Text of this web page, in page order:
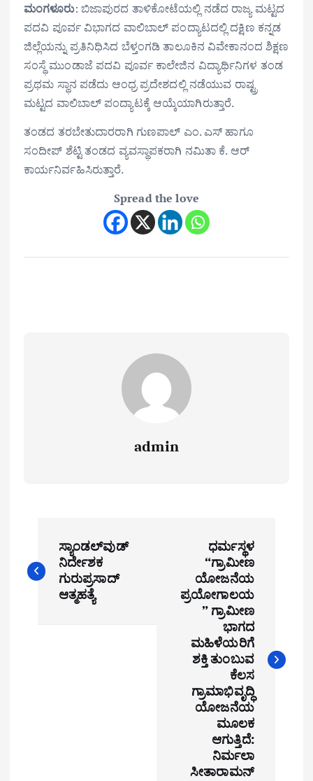
ಮಂಗಳೂರು: ಬಿಜಾಪುರದ ತಾಳಿಕೋಟೆಯಲ್ಲಿ ನಡೆದ ರಾಜ್ಯ ಮಟ್ಟದ
ಪದವಿ ಪೂರ್ವ ವಿಭಾಗದ ವಾಲಿಬಾಲ್ ಪಂದ್ಯಾಟದಲ್ಲಿ ದಕ್ಷಿಣ ಕನ್ನಡ
ಜಿಲ್ಲೆಯನ್ನು ಪ್ರತಿನಿಧಿಸಿದ ಬೆಳ್ತಂಗಡಿ ತಾಲೂಕಿನ ವಿವೇಕಾನಂದ ಶಿಕ್ಷಣ
ಸಂಸ್ಥೆ ಮುಂಡಾಜೆ ಪದವಿ ಪೂರ್ವ ಕಾಲೇಜಿನ ವಿದ್ಯಾರ್ಥಿನಿಗಳ ತಂಡ
ಪ್ರಥಮ ಸ್ಥಾನ ಪಡೆದು ಆಂಧ್ರ ಪ್ರದೇಶದಲ್ಲಿ ನಡೆಯುವ ರಾಷ್ಟ್ರ
ಮಟ್ಟದ ವಾಲಿಬಾಲ್ ಪಂದ್ಯಾಟಕ್ಕೆ ಆಯ್ಕೆಯಾಗಿರುತ್ತಾರೆ.
ತಂಡದ ತರಬೇತುದಾರರಾಗಿ ಗುಣಪಾಲ್ ಎಂ. ಎಸ್ ಹಾಗೂ
ಸಂದೀಪ್ ಶೆಟ್ಟಿ ತಂಡದ ವ್ಯವಸ್ಥಾಪಕರಾಗಿ ನಮಿತಾ ಕೆ. ಆರ್
ಕಾರ್ಯನಿರ್ವಹಿಸಿರುತ್ತಾರೆ.
Spread the love
admin
o
s
ಸ್ಯಾಂಡಲ್‌ವುಡ್‌
ನಿರ್ದೇಶಕ
ಗುರುಪ್ರಸಾದ್‌
ಆತ್ಮಹತ್ಯೆ
ಧರ್ಮಸ್ಥಳ
“ಗ್ರಾಮೀಣ
ಯೋಜನೆಯ
ಪ್ರಯೋಗಾಲಯ
” ಗ್ರಾಮೀಣ
ಭಾಗದ
ಮಹಿಳೆಯರಿಗೆ
ಶಕ್ತಿ ತುಂಬುವ
ಕೆಲಸ
ಗ್ರಾಮಾಭಿವೃದ್ಧಿ
ಯೋಜನೆಯ
ಮೂಲಕ
ಆಗುತ್ತಿದೆ:
ನಿರ್ಮಲಾ
ಸೀತಾರಾಮನ್